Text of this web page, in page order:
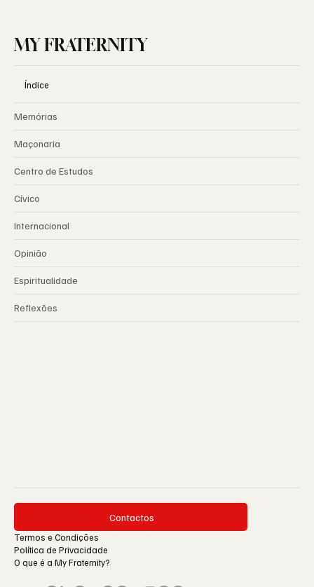
MY FRATERNITY
Índice
Memórias
Maçonaria
Centro de Estudos
Cívico
Internacional
Opinião
Espiritualidade
Reflexões
Contactos
Termos e Condições
Política de Privacidade
O que é a My Fraternity?